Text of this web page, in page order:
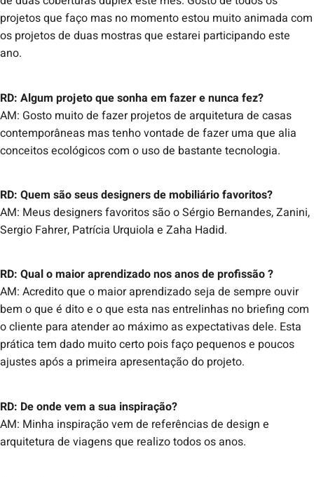
projetos que faço mas no momento estou muito animada com
os projetos de duas mostras que estarei participando este
ano.
RD: Algum projeto que sonha em fazer e nunca fez?
AM: Gosto muito de fazer projetos de arquitetura de casas
contemporâneas mas tenho vontade de fazer uma que alia
conceitos ecológicos com o uso de bastante tecnologia.
RD: Quem são seus designers de mobiliário favoritos?
AM: Meus designers favoritos são o Sérgio Bernandes, Zanini,
Sergio Fahrer, Patrícia Urquiola e Zaha Hadid.
RD: Qual o maior aprendizado nos anos de profissão ?
AM: Acredito que o maior aprendizado seja de sempre ouvir
bem o que é dito e o que esta nas entrelinhas no briefing com
o cliente para atender ao máximo as expectativas dele. Esta
prática tem dado muito certo pois faço pequenos e poucos
ajustes após a primeira apresentação do projeto.
RD: De onde vem a sua inspiração?
AM: Minha inspiração vem de referências de design e
arquitetura de viagens que realizo todos os anos.